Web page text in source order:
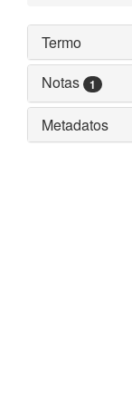
Termo
Notas
1
Metadatos